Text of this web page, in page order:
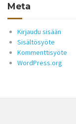
Meta
Kirjaudu sisään
Sisältösyöte
Kommenttisyöte
WordPress.org